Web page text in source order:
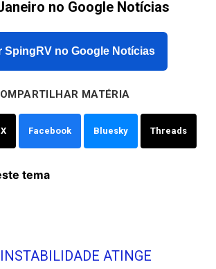
no Google Notícias
SpingRV no Google Notícias
MATÉRIA
X Facebook Bluesky Threads
tema
ATINGE